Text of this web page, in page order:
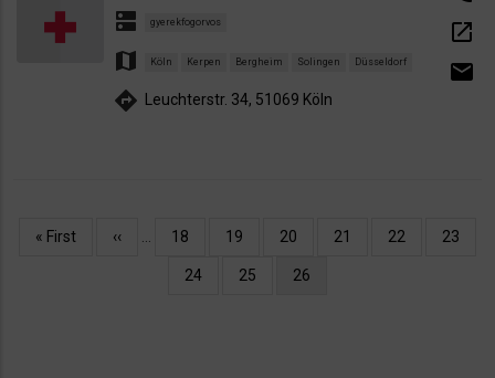
dns gyerekfogorvos
map Köln Kerpen Bergheim Solingen Düsseldorf
directions Leuchterstr. 34, 51069 Köln
open_in_new
email
Oldalszámozás
Első
« First
Előző
‹‹ Oldal
18 Oldal
19 Oldal
20 Oldal
21 Oldal
22 Oldal
23
Oldal
24 Oldal
25
Jelenlegi
26